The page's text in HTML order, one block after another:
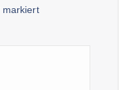
markiert